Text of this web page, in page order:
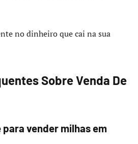
no dinheiro que cai na sua
Sobre Venda De
para vender milhas em